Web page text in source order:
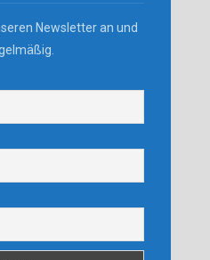
Newsletter an und